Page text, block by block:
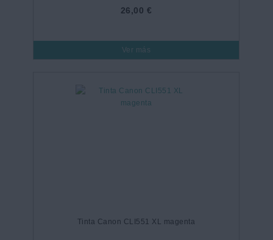
26,00 €
Ver más
Tinta Canon CLI551 XL magenta